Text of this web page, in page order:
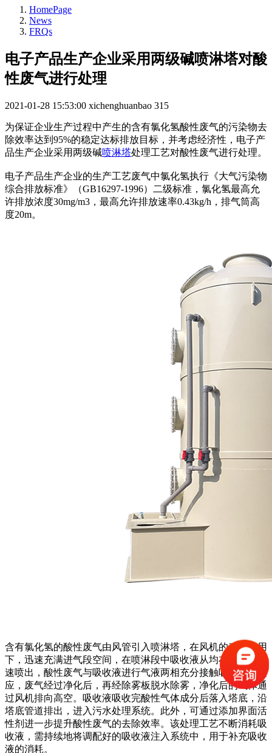
HomePage
News
FRQs
电子产品生产企业采用两级碱喷淋塔对酸
性废气进行处理
2021-01-28 15:53:00 xichenghuanbao 315
为保证企业生产过程中产生的含有氯化氢酸性废气的污染物去
除效率达到95%的稳定达标排放目标，并考虑经济性，电子产
品生产企业采用两级碱喷淋塔处理工艺对酸性废气进行处理。
电子产品生产企业的生产工艺废气中氯化氢执行《大气污染物
综合排放标准》（GB16297-1996）二级标准，氯化氢最高允
许排放浓度30mg/m3，最高允许排放速率0.43kg/h，排气筒高
度20m。
含有氯化氢的酸性废气由风管引入喷淋塔，在风机的动力作用
下，迅速充满进气段空间，在喷淋段中吸收液从均布的喷嘴高
速喷出，酸性废气与吸收液进行气液两相充分接触吸收中和反
应，废气经过净化后，再经除雾板脱水除雾，净化后的气体通
过风机排向高空。吸收液吸收完酸性气体成分后落入塔底，沿
塔底管道排出，进入污水处理系统。此外，可通过添加界面活
性剂进一步提升酸性废气的去除效率。该处理工艺不断消耗吸
收液，需持续地将调配好的吸收液注入系统中，用于补充吸收
液的消耗。